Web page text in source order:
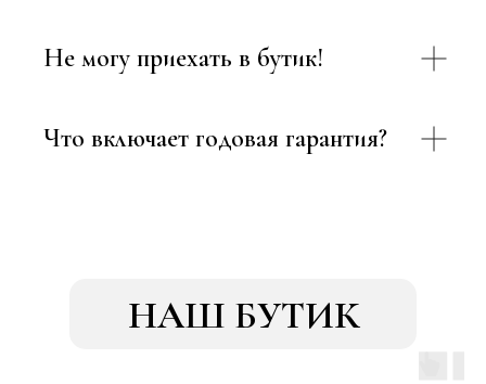
Не могу приехать в бутик!
Что включает годовая гарантия?
НАШ БУТИК